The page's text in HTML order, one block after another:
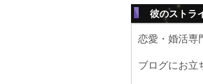
彼のストラ
恋愛・婚活専
ブログにお立